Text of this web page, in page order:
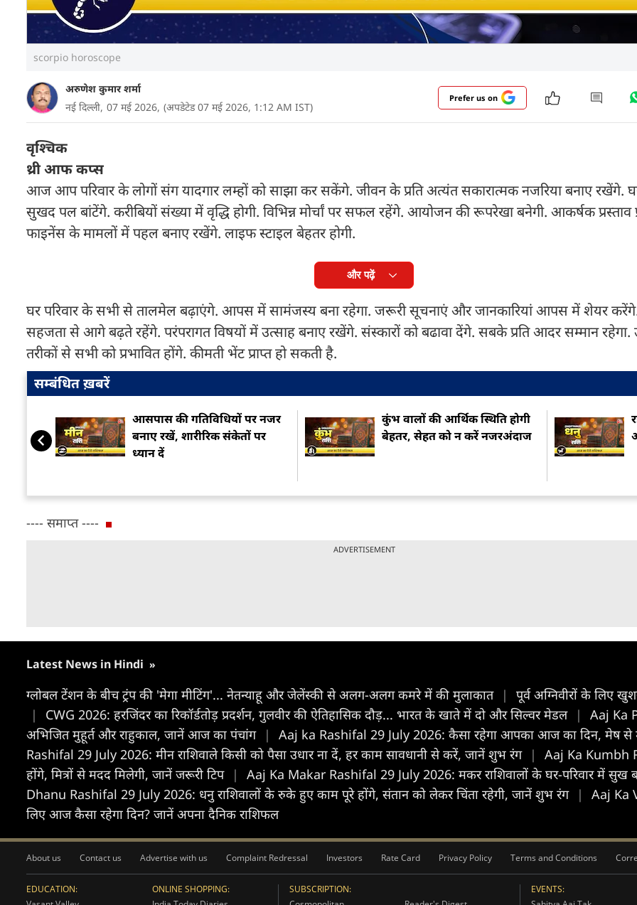
scorpio horoscope
अरुणेश कुमार शर्मा
नई दिल्ली, 07 मई 2026, (अपडेटेड 07 मई 2026, 1:12 AM IST)
Prefer us on
वृश्चिक
थ्री आफ कप्स
आज आप परिवार के लोगों संग यादगार लम्हों को साझा कर सकेंगे. जीवन के प्रति अत्यंत सकारात्मक नजरिया बनाए रखेंगे.
सुखद पल बांटेंगे. करीबियों संख्या में वृद्धि होगी. विभिन्न मोर्चां पर सफल रहेंगे. आयोजन की रूपरेखा बनेगी. आकर्षक प्रस्ताव
फाइनेंस के मामलों में पहल बनाए रखेंगे. लाइफ स्टाइल बेहतर होगी.
और पढ़ें
घर परिवार के सभी से तालमेल बढ़ाएंगे. आपस में सामंजस्य बना रहेगा. जरूरी सूचनाएं और जानकारियां आपस में शेयर
सहजता से आगे बढ़ते रहेंगे. परंपरागत विषयों में उत्साह बनाए रखेंगे. संस्कारों को बढावा देंगे. सबके प्रति आदर सम्मान रहेगा.
तरीकों से सभी को प्रभावित होंगे. कीमती भेंट प्राप्त हो सकती है.
सम्बंधित ख़बरें
आसपास की गतिविधियों पर नजर
बनाए रखें, शारीरिक संकेतों पर
ध्यान दें
कुंभ वालों की आर्थिक स्थिति होगी
बेहतर, सेहत को न करें नजरअंदाज
---- समाप्त ----
ADVERTISEMENT
Latest News in Hindi »
ग्लोबल टेंशन के बीच ट्रंप की 'मेगा मीटिंग'... नेतन्याहू और जेलेंस्की से अलग-अलग कमरे में की मुलाकात |
पूर्व अग्निवीरों के लिए
|
CWG 2026: हरजिंदर का रिकॉर्डतोड़ प्रदर्शन, गुलवीर की ऐतिहासिक दौड़... भारत के खाते में दो और सिल्वर मेडल |
Aaj Ka
अभिजित मुहूर्त और राहुकाल, जानें आज का पंचांग | Aaj ka Rashifal 29 July 2026: कैसा रहेगा आपका आज का द‍िन, मेष से
Rashifal 29 July 2026: मीन राशिवाले किसी को पैसा उधार ना दें, हर काम सावधानी से करें, जानें शुभ रंग |
Aaj Ka Kumbh
होंगे, मित्रों से मदद मिलेगी, जानें जरूरी टिप | Aaj Ka Makar Rashifal 29 July 2026: मकर राशिवालों के घर-परिवार में सुख
Dhanu Rashifal 29 July 2026: धनु राशिवालों के रुके हुए काम पूरे होंगे, संतान को लेकर चिंता रहेगी, जानें शुभ रंग |
Aaj Ka
लिए आज कैसा रहेगा दिन? जानें अपना दैनिक राशिफल
About us Contact us Advertise with us Complaint Redressal Investors Rate Card Privacy Policy Terms and Conditions
EDUCATION:
ONLINE SHOPPING:
SUBSCRIPTION:
EVENTS: